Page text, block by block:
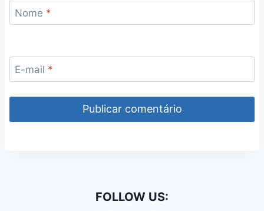
Nome *
E-mail *
FOLLOW US: